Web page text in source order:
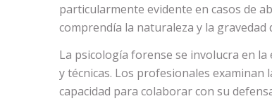
particularmente evidente en casos de
comprendía la naturaleza y la
La psicología forense se involucra en
y técnicas. Los profesionales examinan
capacidad para colaborar con su